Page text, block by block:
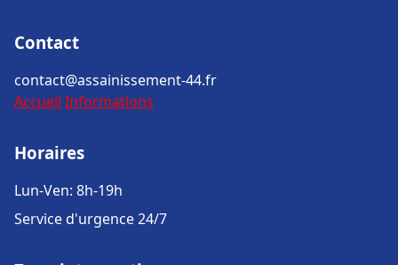
Contact
contact@assainissement-44.fr
Accueil Informations
Horaires
Lun-Ven: 8h-19h
Service d'urgence 24/7